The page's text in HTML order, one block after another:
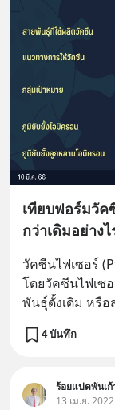
เทียบฟอร์มวั
กว่าเดิมอย่างไ
วัคซีนไฟเซอร์
โดยวัคซีนไฟเซ
พันธุ์ดั้งเดิม หรื
4 บันทึก
ร้อยแปดพันเ
13 เม.ย.